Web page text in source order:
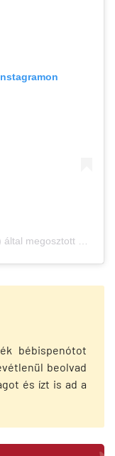
bébispenótot
beolvad
és ízt is ad a